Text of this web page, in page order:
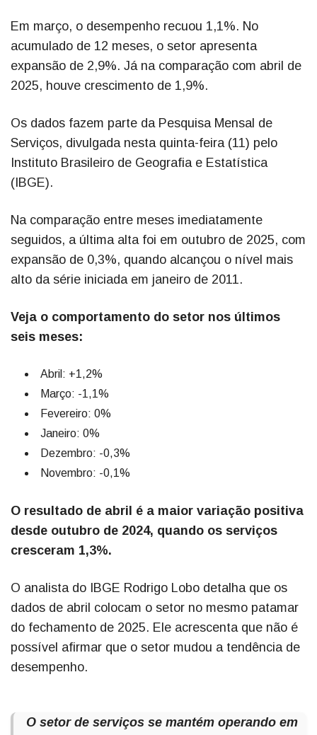
Em março, o desempenho recuou 1,1%. No
acumulado de 12 meses, o setor apresenta
expansão de 2,9%. Já na comparação com abril de
2025, houve crescimento de 1,9%.
Os dados fazem parte da Pesquisa Mensal de
Serviços, divulgada nesta quinta-feira (11) pelo
Instituto Brasileiro de Geografia e Estatística
(IBGE).
Na comparação entre meses imediatamente
seguidos, a última alta foi em outubro de 2025, com
expansão de 0,3%, quando alcançou o nível mais
alto da série iniciada em janeiro de 2011.
Veja o comportamento do setor nos últimos
seis meses:
Abril: +1,2%
Março: -1,1%
Fevereiro: 0%
Janeiro: 0%
Dezembro: -0,3%
Novembro: -0,1%
O resultado de abril é a maior variação positiva
desde outubro de 2024, quando os serviços
cresceram 1,3%.
O analista do IBGE Rodrigo Lobo detalha que os
dados de abril colocam o setor no mesmo patamar
do fechamento de 2025. Ele acrescenta que não é
possível afirmar que o setor mudou a tendência de
desempenho.
O setor de serviços se mantém operando em